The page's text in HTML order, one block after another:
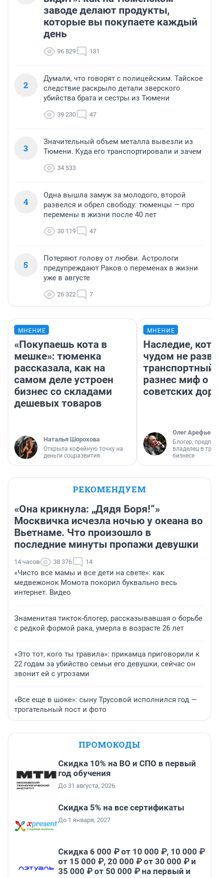
заводе делают продукты,
которые вы покупаете каждый
день
96 829 131
2
Думали, что говорят с полицейским. Тайское
следствие раскрыло детали зверского
убийства брата и сестры из Тюмени
39 230 47
3
Значительный объем металла вывезли из
Тюмени. Куда его транспортировали и зачем
34 533
4
Одна вышла замуж за молодого, второй
развелся и обрел свободу: тюменцы — про
перемены в жизни после 40 лет
30 119 47
5
Потеряют голову от любви. Астрологи
предупреждают Раков о переменах в жизни
уже в августе
26 322 7
МНЕНИЕ
«Покупаешь кота в
мешке»: тюменка
рассказала, как на
самом деле устроен
бизнес со складами
дешевых товаров
Наталья Шорохова
Открыла кофейную точку на
деньги соцразвития
МНЕНИЕ
Наследие,
чудом не
транспортный
разнес миф о
советских
Олег Арефьев
Блогер,
владелец в
бизнесе
РЕКОМЕНДУЕМ
«Она крикнула: „Дядя Боря!“»
Москвичка исчезла ночью у океана во
Вьетнаме. Что произошло в
последние минуты пропажи девушки
14 часов 38 376 14
«Чисто все мамы и все дети на свете»: как
медвежонок Момота покорил буквально весь
интернет. Видео
Знаменитая тикток-блогер, рассказывавшая о борьбе
с редкой формой рака, умерла в возрасте 26 лет
«Это тот, кого ты травила»: прикамца приговорили к
22 годам за убийство семьи его девушки, сейчас он
звонит ей с угрозами
«Все еще в шоке»: сыну Трусовой исполнился год —
трогательный пост и фото
ПРОМОКОДЫ
Скидка 10% на ВО и СПО в первый
год обучения
До 31 августа, 2026
Скидка 5% на все сертификаты
До 1 января, 2027
Скидка 6 000 ₽ от 10 000 ₽, 10 000 ₽
от 15 000 ₽, 20 000 ₽ от 30 000 ₽ и
35 000 ₽ от 50 000 ₽ на первый и